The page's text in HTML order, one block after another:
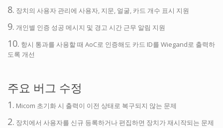
8. 장치의 사용자 관리에 사용자, 지문, 얼굴, 카드 개수 표시 지원
9. 개인별 인증 성공 메시지 및 경고 시간 근무 알림 지원
10. 항시 통과를 사용할 때 AoC로 인증해도 카드 ID를 Wiegand로 출력하
도록 개선
주요 버그 수정
1. Micom 초기화 시 출력이 이전 상태로 복구되지 않는 문제
2. 장치에서 사용자를 신규 등록하거나 편집하면 장치가 재시작되는 문제